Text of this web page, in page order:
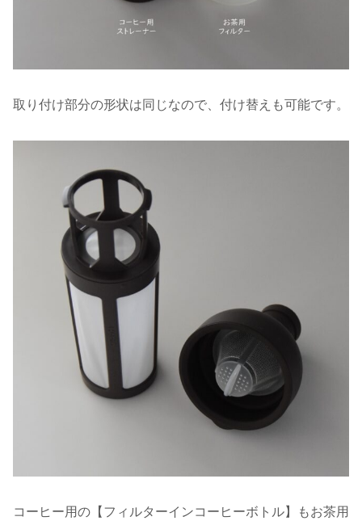
取り付け部分の形状は同じなので、付け替えも可能です。
コーヒー用の【フィルターインコーヒーボトル】もお茶用